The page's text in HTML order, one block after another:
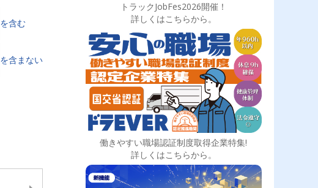
を含む
を含まない
トラックJobFes2026開催！
詳しくはこちらから。
働きやすい職場認証制度取得企業特集!
詳しくはこちらから。